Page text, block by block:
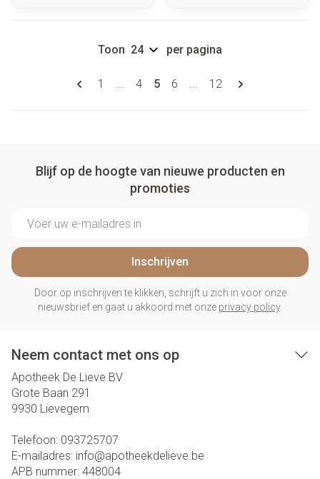
Pagina's
Pagina
1 ... Pagina
4 U lees momenteel pagina
5 Pagina
6 ... Pagina
12
Toon per pagina
Blijf op de hoogte van nieuwe producten en
promoties
Inschrijven
Door op inschrijven te klikken, schrijft u zich in voor onze
nieuwsbrief en gaat u akkoord met onze privacy policy.
Neem contact met ons op
Apotheek De Lieve BV
Grote Baan 291
9930 Lievegem
Telefoon: 093725707
E-mailadres: info@apotheekdelieve.be
APB nummer: 448004